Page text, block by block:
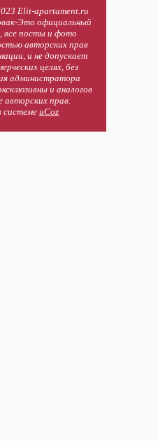
Elit-apartament.ru
Это официальный
все посты и фото
авторских прав
и не допускает
целях, без
администратора
и аналогов
прав.
системеuCoz